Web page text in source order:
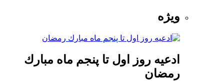
ویژه
ادعيه روز اول تا پنجم ماه مبارك
رمضان